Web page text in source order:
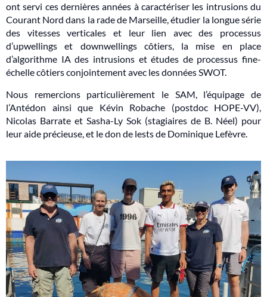
ont servi ces dernières années à caractériser les intrusions du
Courant Nord dans la rade de Marseille, étudier la longue série
des vitesses verticales et leur lien avec des processus
d’upwellings et downwellings côtiers, la mise en place
d’algorithme IA des intrusions et études de processus fine-
échelle côtiers conjointement avec les données SWOT.
Nous remercions particulièrement le SAM, l’équipage de
l’Antédon ainsi que Kévin Robache (postdoc HOPE-VV),
Nicolas Barrate et Sasha-Ly Sok (stagiaires de B. Néel) pour
leur aide précieuse, et le don de lests de Dominique Lefèvre.